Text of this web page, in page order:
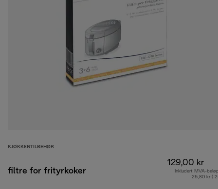
KJØKKENTILBEHØR
filtre for frityrkoker
129,00 kr
Inkludert MVA-
25,80 kr (